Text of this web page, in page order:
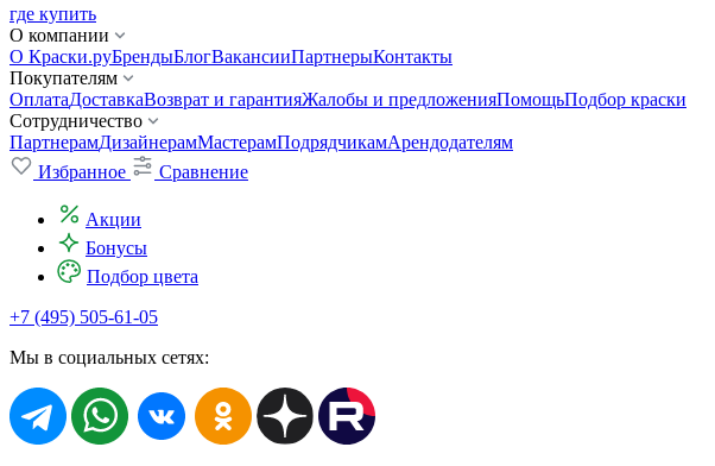
где купить
О компании
О Краски.руБрендыБлогВакансииПартнерыКонтакты
Покупателям
ОплатаДоставкаВозврат и гарантияЖалобы и предложенияПомощьПодбор краски
Сотрудничество
ПартнерамДизайнерамМастерамПодрядчикамАрендодателям
Избранное
Сравнение
Акции
Бонусы
Подбор цвета
+7 (495) 505-61-05
Мы в социальных сетях: